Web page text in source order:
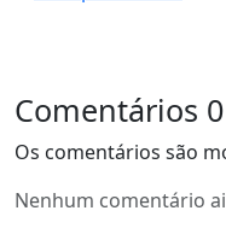
Comentários 0
Os comentários são
Nenhum comentário